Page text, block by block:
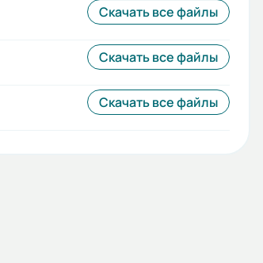
Скачать все файлы
Скачать все файлы
Скачать все файлы